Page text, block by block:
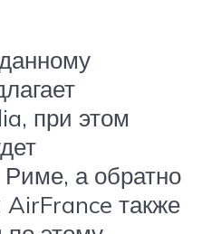
при этом
а обратно
также